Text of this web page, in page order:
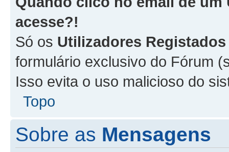
acesse?!
Só os Utilizadores Registados
formulário exclusivo do Fórum
Isso evita o uso malicioso do
Topo
Sobre as Mensagens